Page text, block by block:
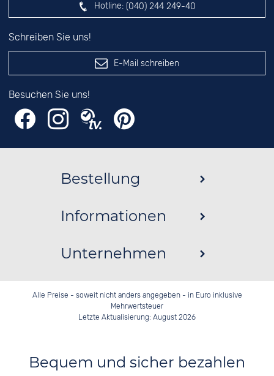
Hotline: (040) 244 249-40
Schreiben Sie uns!
E-Mail schreiben
Besuchen Sie uns!
Bestellung
Informationen
Unternehmen
Alle Preise - soweit nicht anders angegeben - in Euro inklusive
Mehrwertsteuer
Letzte Aktualisierung: August 2026
Bequem und sicher bezahlen